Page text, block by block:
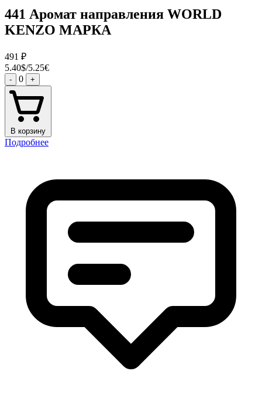
441 Аромат направления WORLD
KENZO МАРКА
491 ₽
5.40$/5.25€
- 0 +
В корзину
Подробнее